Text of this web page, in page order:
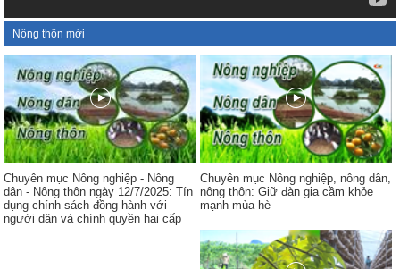
Nông thôn mới
Chuyên mục Nông nghiệp - Nông
dân - Nông thôn ngày 12/7/2025: Tín
dụng chính sách đồng hành với
người dân và chính quyền hai cấp
Chuyên mục Nông nghiệp, nông dân,
nông thôn: Giữ đàn gia cầm khỏe
mạnh mùa hè